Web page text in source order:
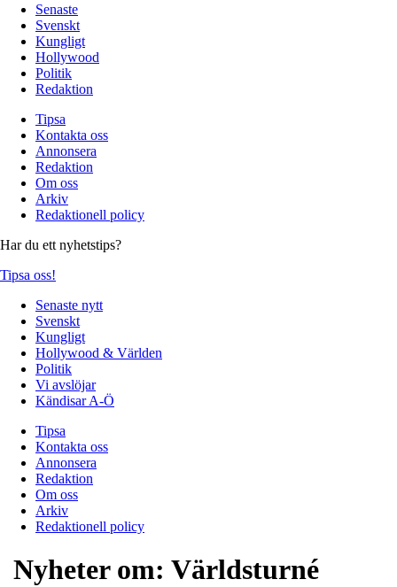
Senaste
Svenskt
Kungligt
Hollywood
Politik
Redaktion
Tipsa
Kontakta oss
Annonsera
Redaktion
Om oss
Arkiv
Redaktionell policy
Har du ett nyhetstips?
Tipsa oss!
Senaste nytt
Svenskt
Kungligt
Hollywood & Världen
Politik
Vi avslöjar
Kändisar A-Ö
Tipsa
Kontakta oss
Annonsera
Redaktion
Om oss
Arkiv
Redaktionell policy
Nyheter om: Världsturné